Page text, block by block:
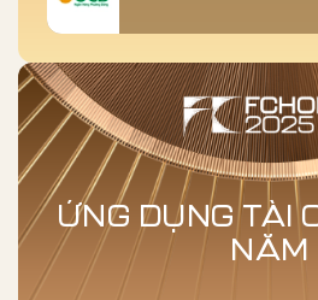
ỨNG DỤNG TÀI
NĂM